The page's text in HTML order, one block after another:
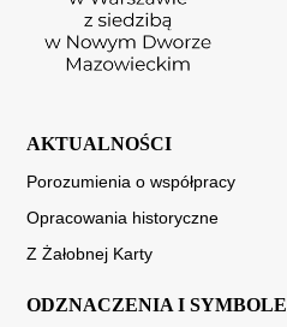
AKTUALNOŚCI
Porozumienia o współpracy
Opracowania historyczne
Z Żałobnej Karty
ODZNACZENIA I SYMBOLE